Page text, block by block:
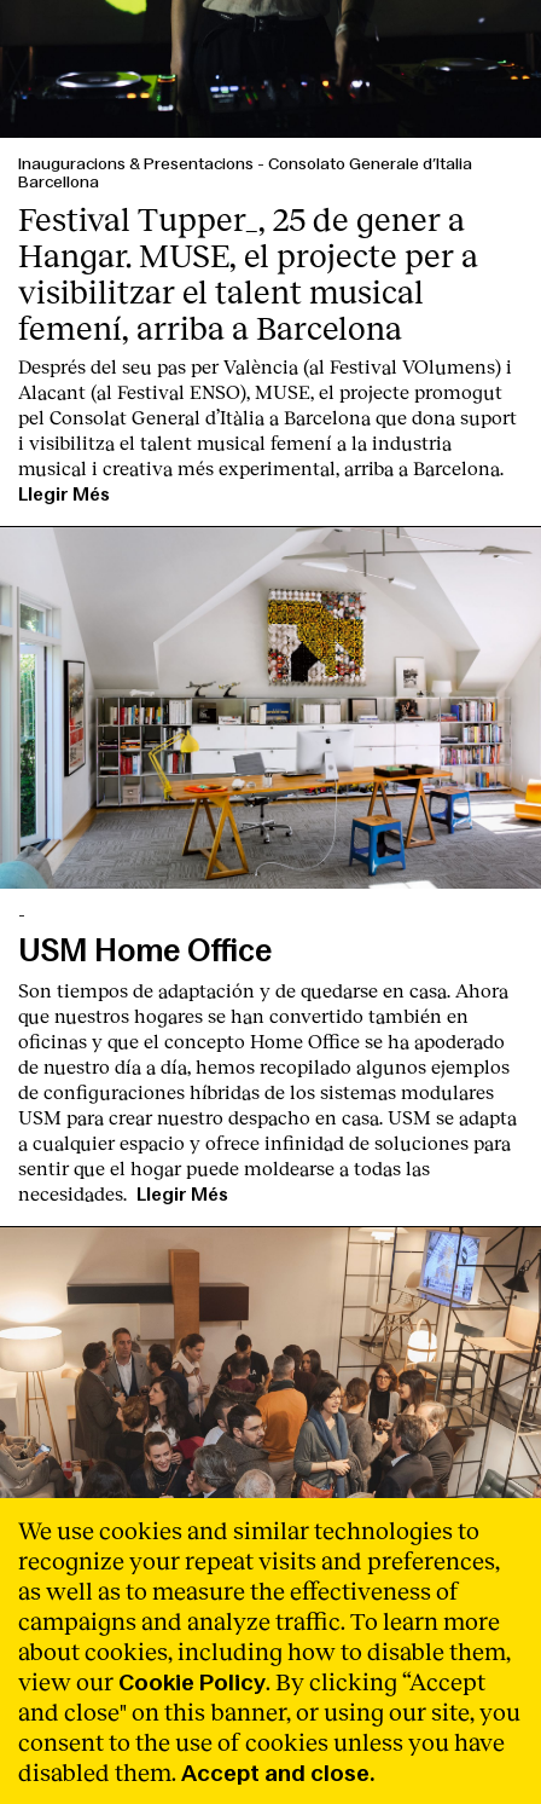
English Español Italiano Català
Inauguracions & Presentacions - Consolato Generale d’Italia
Barcellona
Festival Tupper_, 25 de gener a
Hangar. MUSE, el projecte per a
visibilitzar el talent musical
femení, arriba a Barcelona
Després del seu pas per València (al Festival VOlumens) i
Alacant (al Festival ENSO), MUSE, el projecte promogut
pel Consolat General d’Itàlia a Barcelona que dona suport
i visibilitza el talent musical femení a la industria
musical i creativa més experimental, arriba a Barcelona.
Llegir Més
-
USM Home Office
Son tiempos de adaptación y de quedarse en casa. Ahora
que nuestros hogares se han convertido también en
oficinas y que el concepto Home Office se ha apoderado
de nuestro día a día, hemos recopilado algunos ejemplos
de configuraciones híbridas de los sistemas modulares
USM para crear nuestro despacho en casa. USM se adapta
a cualquier espacio y ofrece infinidad de soluciones para
sentir que el hogar puede moldearse a todas las
necesidades.
Llegir Més
We use cookies and similar technologies to
recognize your repeat visits and preferences,
as well as to measure the effectiveness of
campaigns and analyze traffic. To learn more
about cookies, including how to disable them,
view our Cookie Policy. By clicking “Accept
and close" on this banner, or using our site, you
consent to the use of cookies unless you have
disabled them. Accept and close.